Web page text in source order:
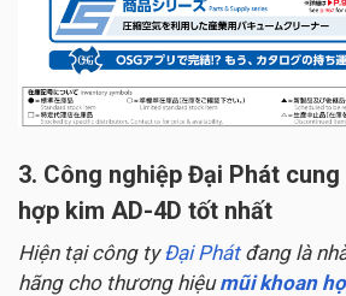
3. Công nghiệp Đại Phát
hợp kim AD-4D tốt nhất
Hiện tại công tyĐại Phátđang là
hãng cho thương hiệu mũi khoan